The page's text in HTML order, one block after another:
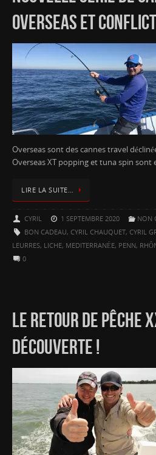
OVERSEAS ET
Overseas sont des cannes travel
Overseas XT popping et tuna spin sont
LIRE LA SUITE…
CYRIL 1 SEPTEMBRE 2020
NON
BON CADEAU, CYRIL CHAUQUET, CYRIL
LEURRES, LICHE, MEDITERRANÉE, PENN,
0
LE RETOUR DE PÊCHE
DÉCOUVERTE !